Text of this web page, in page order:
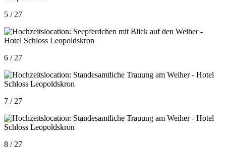
5 / 27
6 / 27
7 / 27
8 / 27